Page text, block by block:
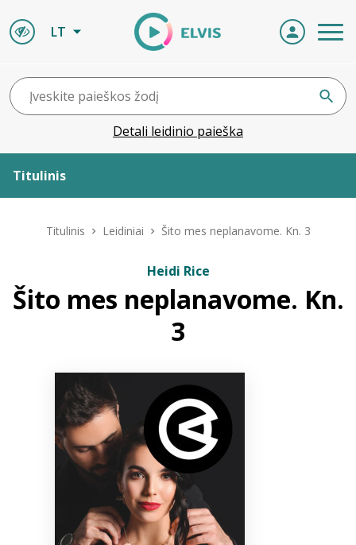
LT
Detali leidinio paieška
Titulinis
ELVIS atvyksta
Bibliotekoms
Titulinis Leidiniai Šito mes neplanavome. Kn. 3
Heidi Rice
Šito mes neplanavome. Kn.
3